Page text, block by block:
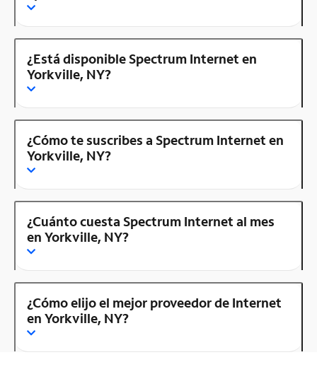
¿Está disponible Spectrum Internet en
Yorkville, NY?
¿Cómo te suscribes a Spectrum Internet en
Yorkville, NY?
¿Cuánto cuesta Spectrum Internet al mes
en Yorkville, NY?
¿Cómo elijo el mejor proveedor de Internet
en Yorkville, NY?